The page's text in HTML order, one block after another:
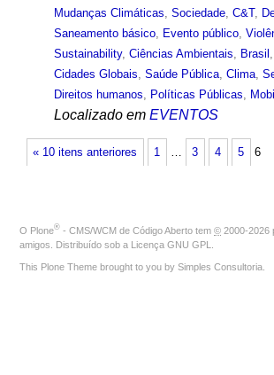
Mudanças Climáticas Sociedade, C&T,
Saneamento básico, Evento público,
Sustainability, Ciências Ambientais Brasil
Cidades Globais Saúde Pública, Clima,
Direitos humanos
Políticas Públicas
Localizado em EVENTOS
« 10 itens anteriores 1 3 4 5 6
O Plone® - CMS/WCM de Código Aberto tem © 2000-2026
amigos. Distribuído sob a Licença GNU GPL
This Plone Theme brought to you by Simples Consultoria